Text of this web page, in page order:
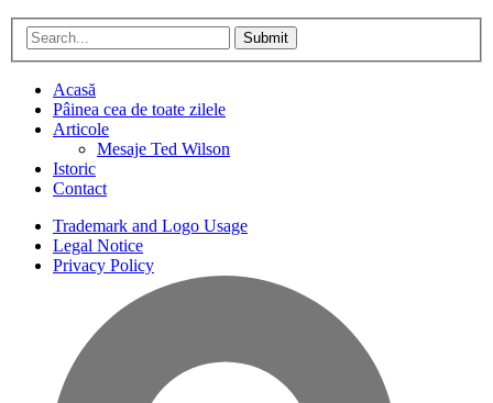
Submit
Acasă
Pâinea cea de toate zilele
Articole
Mesaje Ted Wilson
Istoric
Contact
Trademark and Logo Usage
Legal Notice
Privacy Policy